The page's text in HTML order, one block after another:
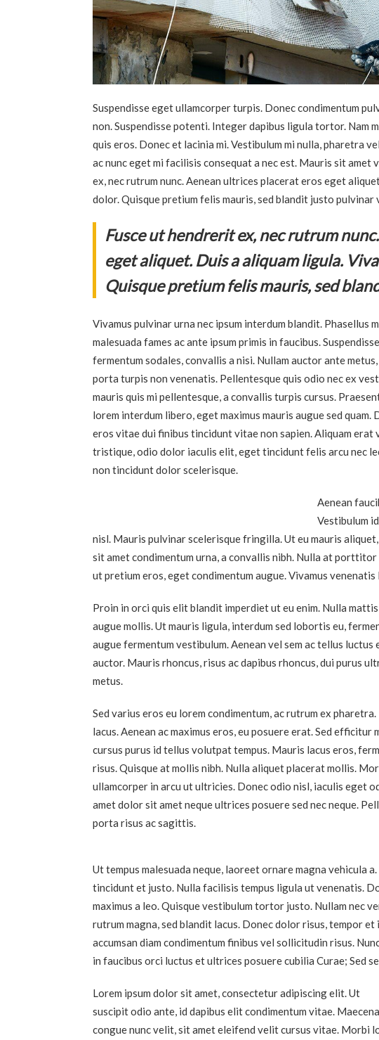
Suspendisse eget ullamcorper turpis. Donec condimentum
non. Suspendisse potenti. Integer dapibus ligula tortor. Nam
quis eros. Donec et lacinia mi. Vestibulum mi nulla, pharetra
ac nunc eget mi facilisis consequat a nec est. Mauris sit
ex, nec rutrum nunc. Aenean ultrices placerat eros eget
dolor. Quisque pretium felis mauris, sed blandit justo
Fusce ut hendrerit ex, nec rutrum
eget aliquet. Duis a aliquam ligula.
Quisque pretium felis mauris, sed
Vivamus pulvinar urna nec ipsum interdum blandit.
malesuada fames ac ante ipsum primis in faucibus.
fermentum sodales, convallis a nisi. Nullam auctor ante
porta turpis non venenatis. Pellentesque quis odio nec ex
mauris quis mi pellentesque, a convallis turpis cursus.
lorem interdum libero, eget maximus mauris augue sed
eros vitae dui finibus tincidunt vitae non sapien. Aliquam
tristique, odio dolor iaculis elit, eget tincidunt felis arcu nec
non tincidunt dolor scelerisque.
Aenean
Vestibulum
nisl. Mauris pulvinar scelerisque fringilla. Ut eu mauris
sit amet condimentum urna, a convallis nibh. Nulla at
ut pretium eros, eget condimentum augue. Vivamus
Proin in orci quis elit blandit imperdiet ut eu enim. Nulla
augue mollis. Ut mauris ligula, interdum sed lobortis eu,
augue fermentum vestibulum. Aenean vel sem ac tellus
auctor. Mauris rhoncus, risus ac dapibus rhoncus, dui purus
metus.
Sed varius eros eu lorem condimentum, ac rutrum ex
lacus. Aenean ac maximus eros, eu posuere erat. Sed
cursus purus id tellus volutpat tempus. Mauris lacus eros,
risus. Quisque at mollis nibh. Nulla aliquet placerat mollis.
ullamcorper in arcu ut ultricies. Donec odio nisl, iaculis eget
amet dolor sit amet neque ultrices posuere sed nec neque.
porta risus ac sagittis.
Ut tempus malesuada neque, laoreet ornare magna vehicula
tincidunt et justo. Nulla facilisis tempus ligula ut venenatis.
maximus a leo. Quisque vestibulum tortor justo. Nullam nec
rutrum magna, sed blandit lacus. Donec dolor risus, tempor
accumsan diam condimentum finibus vel sollicitudin risus.
in faucibus orci luctus et ultrices posuere cubilia Curae; Sed
Lorem ipsum dolor sit amet, consectetur adipiscing elit. Ut
suscipit odio ante, id dapibus elit condimentum vitae.
congue nunc velit, sit amet eleifend velit cursus vitae. Morbi